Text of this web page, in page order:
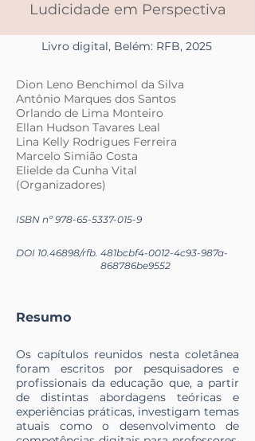
Ludicidade em Perspectiva
Livro digital, Belém: RFB, 2025
Dion Leno Benchimol da Silva
Antônio Marques dos Santos
Orlando de Lima Monteiro
Ellan Hudson Tavares Leal
Lina Kelly Rodrigues Ferreira
Marcelo Simião Costa
Elielde da Cunha Vital
(Organizadores)
ISBN nº978-65-5337-015-9
DOI 10.46898/rfb. 481bcbf4-0012-4c93-987a-
868786be9552
Resumo
Os capítulos reunidos nesta coletânea
foram escritos por pesquisadores e
profissionais da educação que, a partir
de distintas abordagens teóricas e
experiências práticas, investigam temas
atuais como o desenvolvimento de